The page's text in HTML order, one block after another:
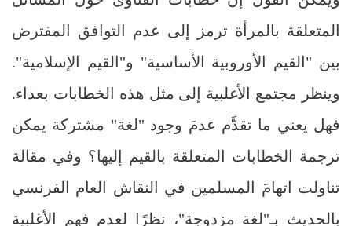
المتعلقة بالمرأة ترمز إلى عدم التوافق المفترض
بين "القيم الأوروبية الأساسية" و"القيم الإسلامية".
وينظر مجتمع الأغلبية إلى مثل هذه الخطابات بعداء.
فهل يعني ما تقدَّم عدمَ وجود "لغة" مشتركة يمكن
ترجمة الخطابات المتعلقة بالقيم إليها؟ وفي مقالة
تناولت اتهامَ المسلمين في النقاش العام الفرنسي
بالحديث بـ"لغة مزدوجة"، نظرًا لعدم فهم الأغلبية